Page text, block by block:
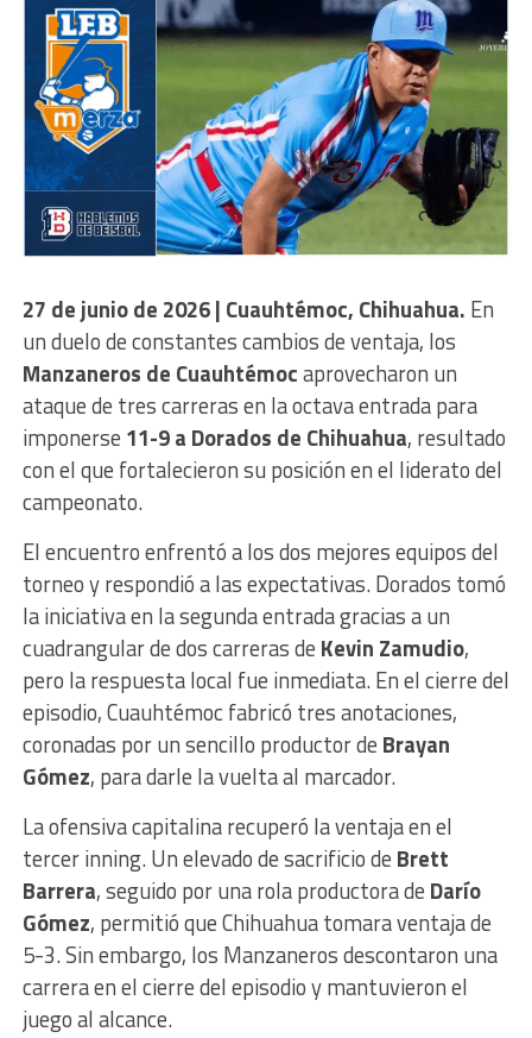
27 de junio de 2026 | Cuauhtémoc, Chihuahua. En
un duelo de constantes cambios de ventaja, los
Manzaneros de Cuauhtémocaprovecharon un
ataque de tres carreras en la octava entrada para
imponerse 11-9 a Dorados de Chihuahua, resultado
con el que fortalecieron su posición en el liderato del
campeonato.
El encuentro enfrentó a los dos mejores equipos del
torneo y respondió a las expectativas. Dorados tomó
la iniciativa en la segunda entrada gracias a un
cuadrangular de dos carreras de Kevin Zamudio,
pero la respuesta local fue inmediata. En el cierre del
episodio, Cuauhtémoc fabricó tres anotaciones,
coronadas por un sencillo productor de Brayan
Gómez, para darle la vuelta al marcador.
La ofensiva capitalina recuperó la ventaja en el
tercer inning. Un elevado de sacrificio de Brett
Barrera, seguido por una rola productora de Darío
Gómez, permitió que Chihuahua tomara ventaja de
5-3. Sin embargo, los Manzaneros descontaron una
carrera en el cierre del episodio y mantuvieron el
juego al alcance.